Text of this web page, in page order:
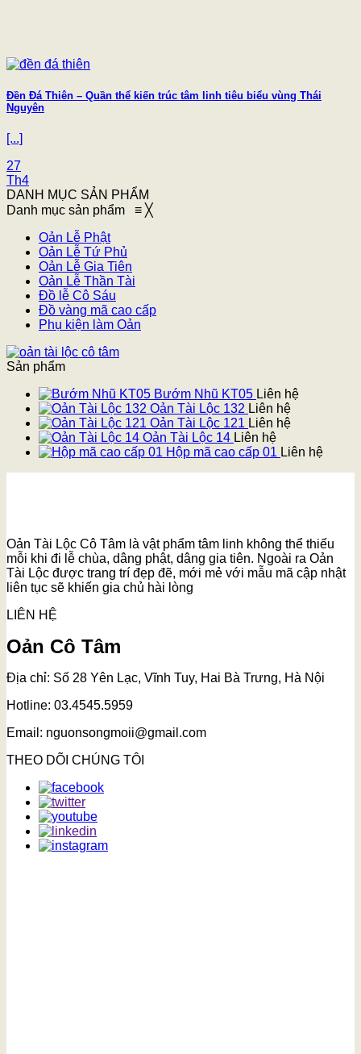
Đền Đá Thiên – Quần thể kiến trúc tâm linh tiêu biểu vùng Thái
Nguyên
[...]
27
Th4
DANH MỤC SẢN PHẨM
Danh mục sản phẩm ≡ ╳
Oản Lễ Phật
Oản Lễ Tứ Phủ
Oản Lễ Gia Tiên
Oản Lễ Thần Tài
Đồ lễ Cô Sáu
Đồ vàng mã cao cấp
Phụ kiện làm Oản
Sản phẩm
Bướm Nhũ KT05 Liên hệ
Oản Tài Lộc 132 Liên hệ
Oản Tài Lộc 121 Liên hệ
Oản Tài Lộc 14 Liên hệ
Hộp mã cao cấp 01 Liên hệ
Oản Tài Lộc Cô Tâm là vật phẩm tâm linh không thể thiếu
mỗi khi đi lễ chùa, dâng phật, dâng gia tiên. Ngoài ra Oản
Tài Lộc được trang trí đẹp đẽ, mới mẻ với mẫu mã cập nhật
liên tục sẽ khiến gia chủ hài lòng
LIÊN HỆ
Oản Cô Tâm
Địa chỉ: Số 28 Yên Lạc, Vĩnh Tuy, Hai Bà Trưng, Hà Nội
Hotline: 03.4545.5959
Email: nguonsongmoii@gmail.com
THEO DÕI CHÚNG TÔI